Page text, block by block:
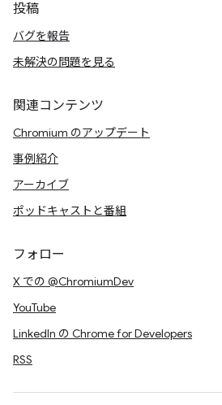
投稿
バグを報告
未解決の問題を見る
関連コンテンツ
Chromium のアップデート
事例紹介
アーカイブ
ポッドキャストと番組
フォロー
X での @ChromiumDev
YouTube
LinkedIn の Chrome for Developers
RSS